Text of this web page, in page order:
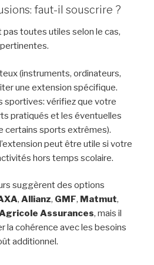
faut-il souscrire ?
toutes utiles selon le cas,
(instruments, ordinateurs,
une extension spécifique.
sportives: vérifiez que votre
pratiqués et les éventuelles
certains sports extrêmes).
peut être utile si votre
hors temps scolaire.
suggèrent des options
, Allianz, GMF, Matmut,
Assurances, mais il
la cohérence avec les besoins
additionnel.